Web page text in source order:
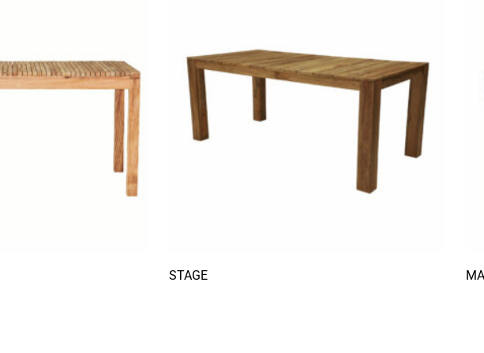
STAGE